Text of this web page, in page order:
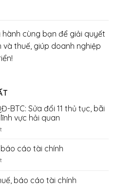
hành cùng bạn để giải quyết
thuế, giúp doanh nghiệp
BTC: Sửa đổi 11 thủ tục, bãi
vực hải quan
ở
định
2017/QĐ-
BTC:
đổi
cáo tài chính
ở
kiểm báo cáo tài chính